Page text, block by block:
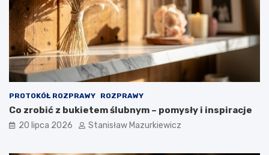
PROTOKÓŁ ROZPRAWY ROZPRAWY
Co zrobić z bukietem ślubnym – pomysły i inspiracje
20 lipca 2026 Stanisław Mazurkiewicz